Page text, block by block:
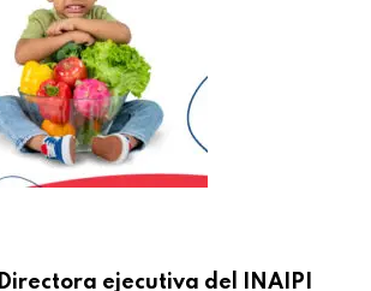
Directora ejecutiva del INAIPI